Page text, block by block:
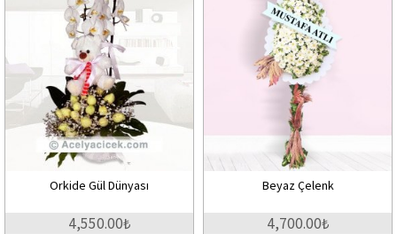
Orkide Gül Dünyası
4,550.00₺
Beyaz Çelenk
4,700.00₺